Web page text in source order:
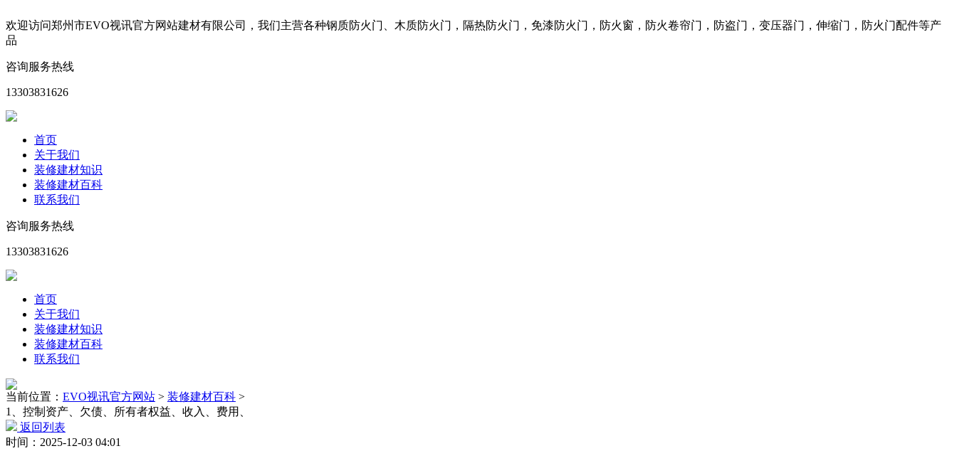
欢迎访问郑州市EVO视讯官方网站建材有限公司，我们主营各种钢质防火门、木质防火门，隔热防火门，免漆防火门，防火窗，防火卷帘门，防盗门，变压器门，伸缩门，防火门配件等产
品
咨询服务热线
13303831626
首页
关于我们
装修建材知识
装修建材百科
联系我们
咨询服务热线
13303831626
首页
关于我们
装修建材知识
装修建材百科
联系我们
当前位置： EVO视讯官方网站 > 装修建材百科 >
1、控制资产、欠债、所有者权益、收入、费用、
返回列表
时间：2025-12-03 04:01